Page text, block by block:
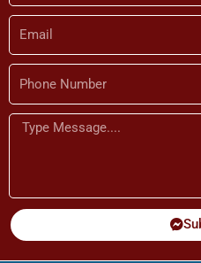
Number
Message